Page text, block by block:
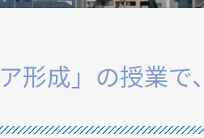
形成」の授業で